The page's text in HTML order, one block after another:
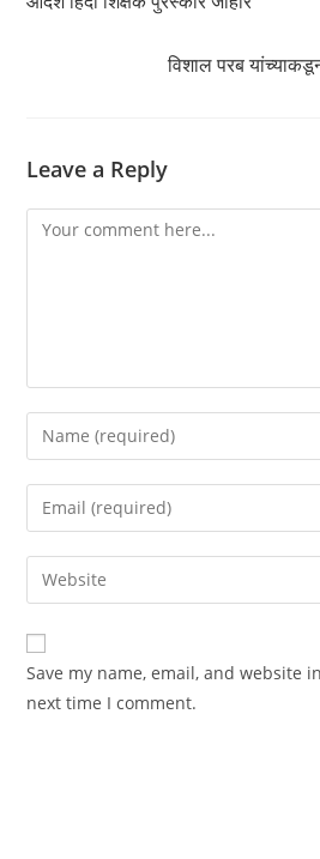
articles
विशाल परब
Leave a Reply
Comment
Enter
your
name
comment
Enter
your
email
address
comment
Enter
your
website
URL
(optional)
Save my name, email, and website
next time I comment.